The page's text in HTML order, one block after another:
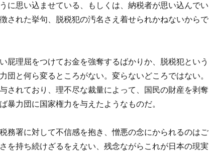
に思い込ませている、もしくは、納税者が思い込んでい
された挙句、脱税犯の汚名さえ着せられかねないからで
理屈をつけてお金を強奪するばかりか、脱税犯という
団と何ら変るところがない。変らないどころではない。
されており、理不尽な裁量によって、国民の財産を剥奪
暴力団に国家権力を与えたようなものだ。
務署に対して不信感を抱き、憎悪の念にかられるのはご
を持ち続けざるをえない、残念ながらこれが日本の現実